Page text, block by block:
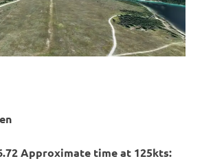
Approximate time at 125kts: